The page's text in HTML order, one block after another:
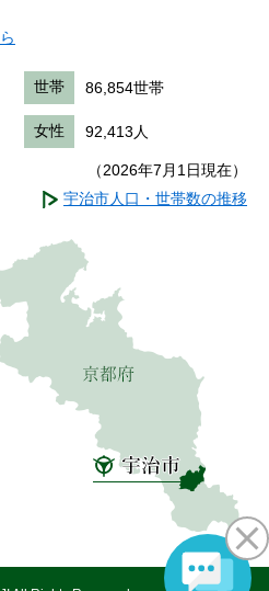
世帯 86,854世帯
女性 92,413人
（2026年7月1日現在）
宇治市人口・世帯数の推移